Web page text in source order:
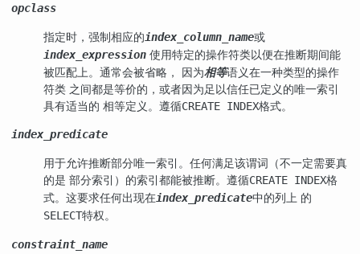
opclass
指定时，强制相应的index_column_name或
index_expression 使用特定的操作符类以便在推断期间能
被匹配上。通常会被省略， 因为相等语义在一种类型的操作
符类 之间都是等价的，或者因为足以信任已定义的唯一索引
具有适当的 相等定义。遵循CREATE INDEX格式。
index_predicate
用于允许推断部分唯一索引。任何满足该谓词（不一定需要真
的是 部分索引）的索引都能被推断。遵循CREATE INDEX格
式。这要求任何出现在index_predicate中的列上 的
SELECT特权。
constraint_name